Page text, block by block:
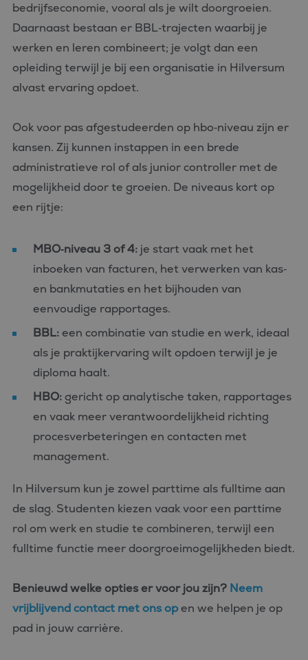
bedrijfseconomie, vooral als je wilt doorgroeien.
Daarnaast bestaan er BBL‑trajecten waarbij je
werken en leren combineert; je volgt dan een
opleiding terwijl je bij een organisatie in Hilversum
alvast ervaring opdoet.
Ook voor pas afgestudeerden op hbo‑niveau zijn er
kansen. Zij kunnen instappen in een brede
administratieve rol of als junior controller met de
mogelijkheid door te groeien. De niveaus kort op
een rijtje:
MBO‑niveau 3 of 4: je start vaak met het
inboeken van facturen, het verwerken van kas‑
en bankmutaties en het bijhouden van
eenvoudige rapportages.
BBL:een combinatie van studie en werk, ideaal
als je praktijkervaring wilt opdoen terwijl je je
diploma haalt.
HBO:gericht op analytische taken, rapportages
en vaak meer verantwoordelijkheid richting
procesverbeteringen en contacten met
management.
In Hilversum kun je zowel parttime als fulltime aan
de slag. Studenten kiezen vaak voor een parttime
rol om werk en studie te combineren, terwijl een
fulltime functie meer doorgroeimogelijkheden biedt.
Benieuwd welke opties er voor jou zijn? Neem
vrijblijvend contact met ons open we helpen je op
pad in jouw carrière.